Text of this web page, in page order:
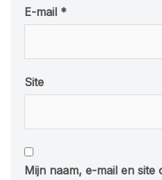
E-mail *
Site
Mijn naam, e-mail en site